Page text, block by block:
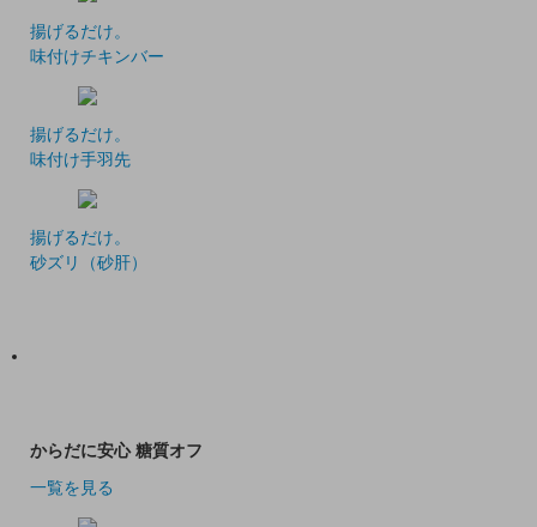
揚げるだけ。
味付けチキンバー
揚げるだけ。
味付け手羽先
揚げるだけ。
砂ズリ（砂肝）
からだに安心 糖質オフ
一覧を見る